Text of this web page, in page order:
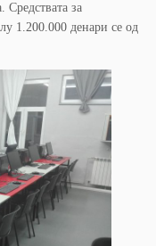
за
1.200.000 денари се од